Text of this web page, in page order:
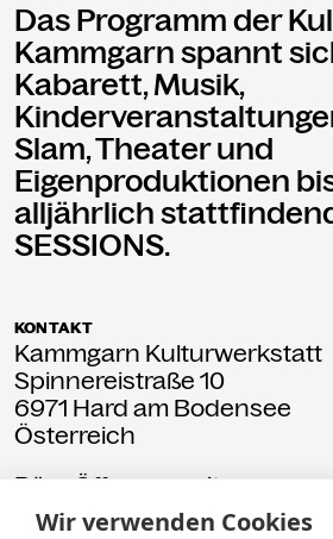
Das Programm der
Kammgarn spannt
Kabarett, Musik,
Slam, Theater und
Eigenproduktionen
alljährlich
SESSIONS.
KONTAKT
Kammgarn Kulturwerkstatt
Spinnereistraße 10
6971 Hard am Bodensee
Österreich
Büro Öffnungszeiten:
Mo-Fr von 9-12
Wir verwenden Cookies